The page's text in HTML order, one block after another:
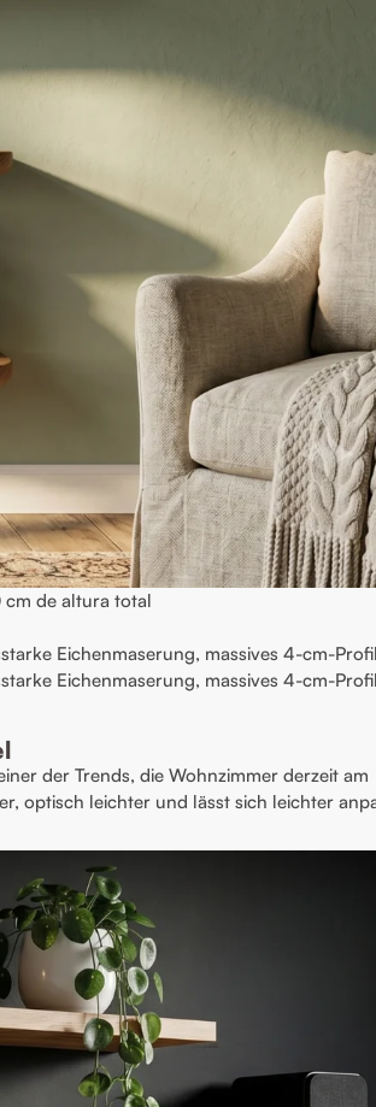
cm de altura total
Eichenmaserung, massives 4-cm-
Eichenmaserung, massives 4-cm-
der Trends, die Wohnzimmer derzeit am
optisch leichter und lässt sich leichter